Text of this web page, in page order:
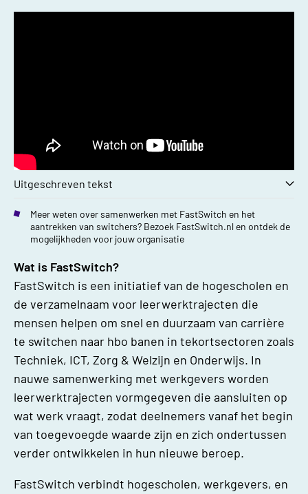
Uitgeschreven tekst
Meer weten over samenwerken met FastSwitch en het
aantrekken van switchers? Bezoek FastSwitch.nl en ontdek de
mogelijkheden voor jouw organisatie
Wat is FastSwitch?
FastSwitch is een initiatief van de hogescholen en
de verzamelnaam voor leerwerktrajecten die
mensen helpen om snel en duurzaam van carrière
te switchen naar hbo banen in tekortsectoren zoals
Techniek, ICT, Zorg & Welzijn en Onderwijs. In
nauwe samenwerking met werkgevers worden
leerwerktrajecten vormgegeven die aansluiten op
wat werk vraagt, zodat deelnemers vanaf het begin
van toegevoegde waarde zijn en zich ondertussen
verder ontwikkelen in hun nieuwe beroep.
FastSwitch verbindt hogescholen, werkgevers, en